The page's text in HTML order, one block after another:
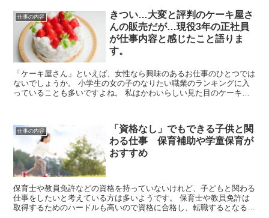
仕事の内容
きつい…大変と評判のケーキ屋さ
んの販売だが…現役3年の正社員
が仕事内容と感じたこと語りま
す。
「ケーキ屋さん」といえば、女性なら興味のあるお仕事のひとつでは
ないでしょうか。 小学生の女の子のなりたい職業のランキングに入
っていることも多いですよね。 私はかわいらしい見た目のケーキを
仕事の内容
「資格なし」でもできる子供と関
わる仕事 保育補助や学童保育が
おすすめ
保育士や教員免許などの資格を持っていないけれど、子どもと関わる
仕事をしたいと考えている方は多いようです。 保育士や教員免許は
取得するためのハードルも高いので資格に合格し、転職するとなると